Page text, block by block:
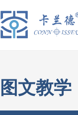
图文教学